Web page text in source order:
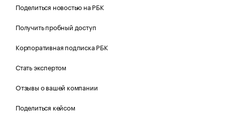
Поделиться новостью на РБК
Получить пробный доступ
Корпоративная подписка РБК
Стать экспертом
Отзывы о вашей компании
Поделиться кейсом